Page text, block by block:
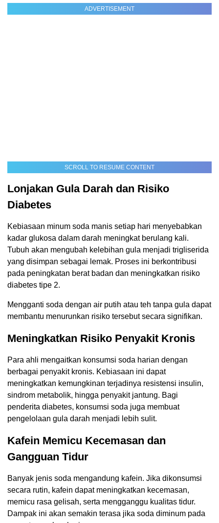
ADVERTISEMENT
SCROLL TO RESUME CONTENT
Lonjakan Gula Darah dan Risiko
Diabetes
Kebiasaan minum soda manis setiap hari menyebabkan
kadar glukosa dalam darah meningkat berulang kali.
Tubuh akan mengubah kelebihan gula menjadi trigliserida
yang disimpan sebagai lemak. Proses ini berkontribusi
pada peningkatan berat badan dan meningkatkan risiko
diabetes tipe 2.
Mengganti soda dengan air putih atau teh tanpa gula dapat
membantu menurunkan risiko tersebut secara signifikan.
Meningkatkan Risiko Penyakit Kronis
Para ahli mengaitkan konsumsi soda harian dengan
berbagai penyakit kronis. Kebiasaan ini dapat
meningkatkan kemungkinan terjadinya resistensi insulin,
sindrom metabolik, hingga penyakit jantung. Bagi
penderita diabetes, konsumsi soda juga membuat
pengelolaan gula darah menjadi lebih sulit.
Kafein Memicu Kecemasan dan
Gangguan Tidur
Banyak jenis soda mengandung kafein. Jika dikonsumsi
secara rutin, kafein dapat meningkatkan kecemasan,
memicu rasa gelisah, serta mengganggu kualitas tidur.
Dampak ini akan semakin terasa jika soda diminum pada